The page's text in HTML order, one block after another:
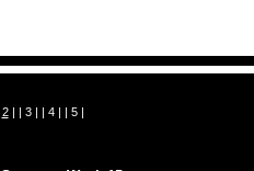
2| | 3| | 4| | 5|